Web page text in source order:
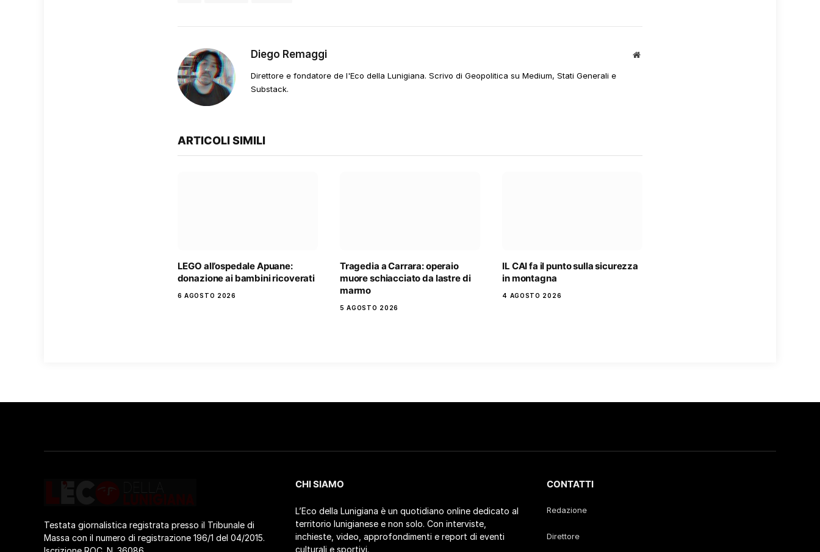
Diego Remaggi
Sito
Direttore e fondatore de l'Eco della Lunigiana. Scrivo di Geopolitica su Medium, Stati Generali e
Substack.
ARTICOLI SIMILI
LEGO all’ospedale Apuane:
donazione ai bambini ricoverati
6 AGOSTO 2026
Tragedia a Carrara: operaio
muore schiacciato da lastre di
marmo
5 AGOSTO 2026
IL CAI fa il punto sulla sicurezza
in montagna
4 AGOSTO 2026
Testata giornalistica registrata presso il Tribunale di
Massa con il numero di registrazione 196/1 del 04/2015.
CHI SIAMO
L’Eco della Lunigiana è un quotidiano online dedicato al
territorio lunigianese e non solo. Con interviste,
inchieste, video, approfondimenti e report di eventi
culturali e sportivi.
CONTATTI
Redazione
Direttore